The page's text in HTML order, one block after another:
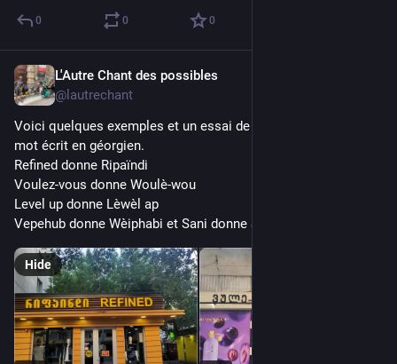
0 0 0
L'Autre Chant des possibles
@lautrechant
Voici quelques exemples et un essai de translittération du
mot écrit en géorgien.
Refined donne Ripaïndi
Voulez-vous donne Woulè-wou
Level up donne Lèwèl ap
Vepehub donne Wèiphabi et Sani donne Sani
Hide